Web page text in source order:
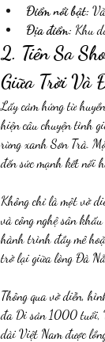
Điểm nổi bật:
Địa điểm: Khu
2. Tiên Sa
Giữa Trời Và
Lấy cảm hứng từ
hiện câu chuyện tình
rừng xanh Sơn Trà.
đến sức mạnh kết nối
Không chỉ là một vở
và công nghệ sân
hành trình đầy mê
trở lại giữa lòng Đà
Thông qua vở diễn,
đa Di sản 1000 tuổi,
dài Việt Nam được